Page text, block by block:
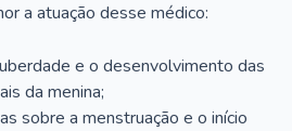
a atuação desse médico:
e o desenvolvimento das
da menina;
sobre a menstruação e o início